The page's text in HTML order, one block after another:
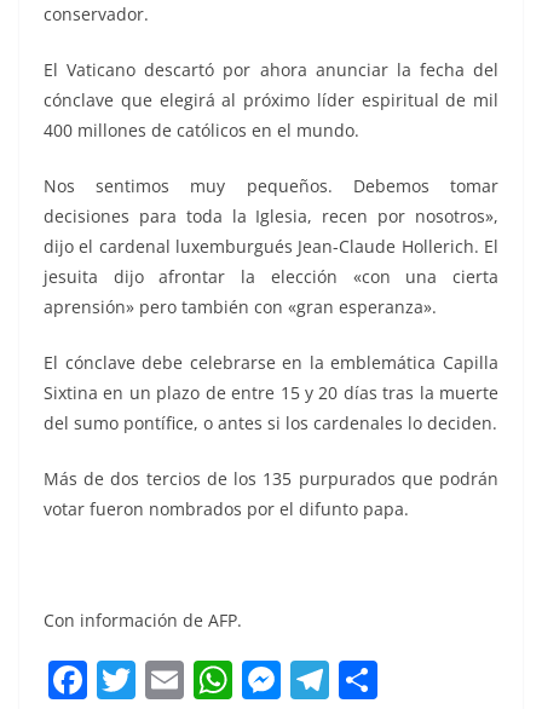
conservador.
El Vaticano descartó por ahora anunciar la fecha del
cónclave que elegirá al próximo líder espiritual de mil
400 millones de católicos en el mundo.
Nos sentimos muy pequeños. Debemos tomar
decisiones para toda la Iglesia, recen por nosotros»,
dijo el cardenal luxemburgués Jean-Claude Hollerich. El
jesuita dijo afrontar la elección «con una cierta
aprensión» pero también con «gran esperanza».
El cónclave debe celebrarse en la emblemática Capilla
Sixtina en un plazo de entre 15 y 20 días tras la muerte
del sumo pontífice, o antes si los cardenales lo deciden.
Más de dos tercios de los 135 purpurados que podrán
votar fueron nombrados por el difunto papa.
Con información de AFP.
F T E W M T